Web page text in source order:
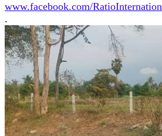
www.facebook.com/
.